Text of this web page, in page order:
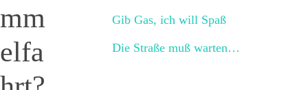
mm
elfa
Gib Gas, ich will Spaß
Die Straße muß warten…